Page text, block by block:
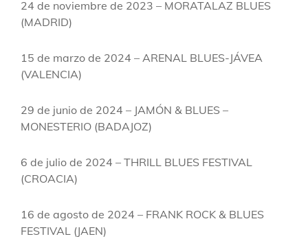
24 de noviembre de 2023 – MORATALAZ BLUES
(MADRID)
15 de marzo de 2024 – ARENAL BLUES-JÁVEA
(VALENCIA)
29 de junio de 2024 – JAMÓN & BLUES –
MONESTERIO (BADAJOZ)
6 de julio de 2024 – THRILL BLUES FESTIVAL
(CROACIA)
16 de agosto de 2024 – FRANK ROCK & BLUES
FESTIVAL (JAEN)